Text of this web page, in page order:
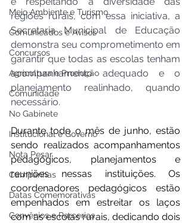
Meio Ambiente e Turismo
Comunicados e Avisos
Concursos
Agricultura e Produção
Comunidade
No Gabinete
Institucional e Governo
Nota Pesar
Campanhas
Datas Comemorativas
Convênios e Parcerias
regiões rurais, com essa iniciativa, a
Secretaria Municipal de Educação
demonstra seu comprometimento em
garantir que todas as escolas tenham
acompanhamento adequado e o
planejamento realinhado, quando
necessário.
Durante todo o mês de junho, estão
sendo realizados acompanhamentos
pedagógicos, planejamentos e
reuniões nessas instituições. Os
coordenadores pedagógicos estão
empenhados em estreitar os laços
com as escolas rurais, dedicando dois